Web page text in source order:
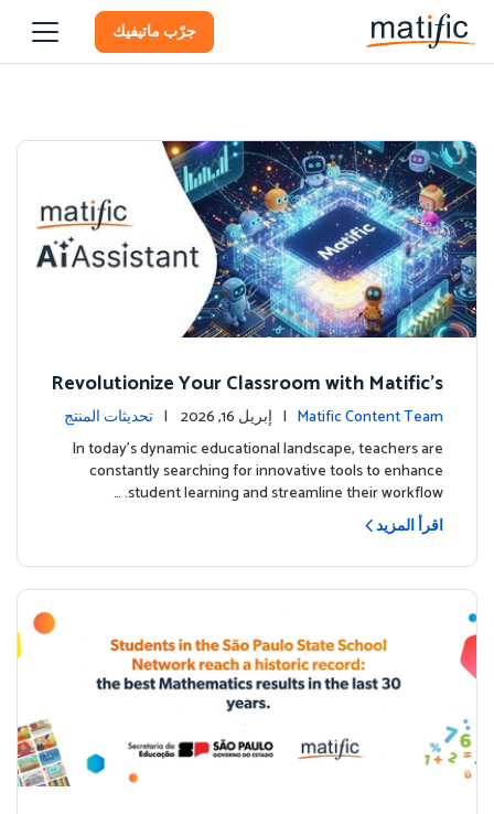
جرّب ماتيفيك
Revolutionize Your Classroom with Matific's
AI-Powered Teacher Assistant
Matific Content Team | إبريل 16, 2026 |
تحديثات المنتج
In today's dynamic educational landscape, teachers are
constantly searching for innovative tools to enhance
student learning and streamline their workflow. …
اقرأ المزيد